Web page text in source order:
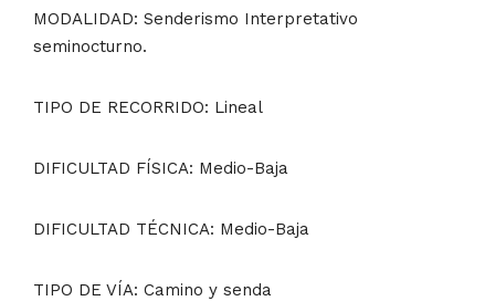
MODALIDAD: Senderismo Interpretativo
seminocturno.
TIPO DE RECORRIDO: Lineal
DIFICULTAD FÍSICA: Medio-Baja
DIFICULTAD TÉCNICA: Medio-Baja
TIPO DE VÍA: Camino y senda